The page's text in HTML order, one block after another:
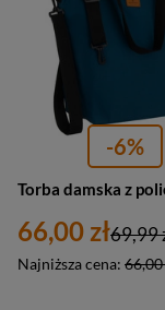
-6%
66,00 zł
Najniższa cena: 66,00
69,99